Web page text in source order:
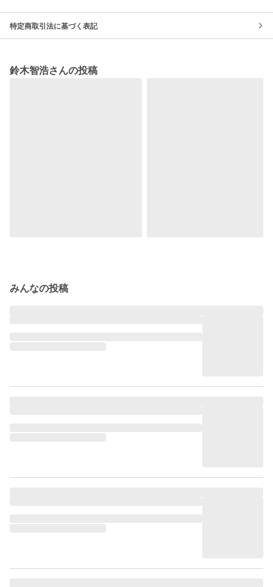
特定商取引法に基づく表記
鈴木智浩さんの投稿
みんなの投稿